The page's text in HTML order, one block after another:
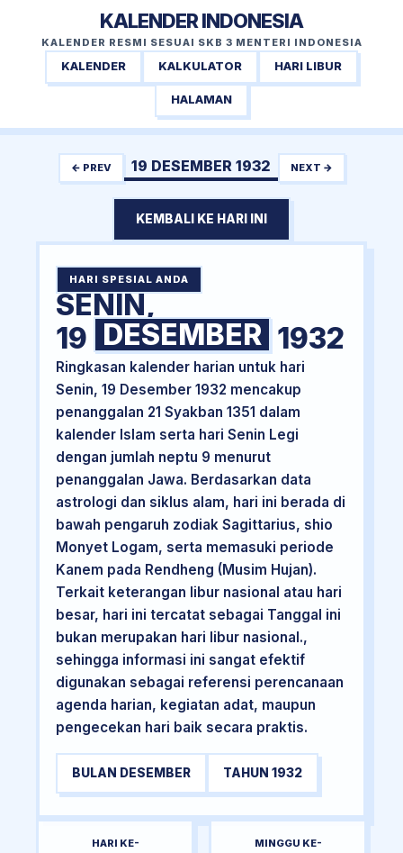
KALENDER INDONESIA
KALENDER RESMI SESUAI SKB 3 MENTERI INDONESIA
KALENDER KALKULATOR HARI LIBUR
HALAMAN
← PREV 19 DESEMBER 1932 NEXT →
KEMBALI KE HARI INI
HARI SPESIAL ANDA
SENIN,
19 DESEMBER 1932
Ringkasan kalender harian untuk hari
Senin, 19 Desember 1932 mencakup
penanggalan 21 Syakban 1351 dalam
kalender Islam serta hari Senin Legi
dengan jumlah neptu 9 menurut
penanggalan Jawa. Berdasarkan data
astrologi dan siklus alam, hari ini berada di
bawah pengaruh zodiak Sagittarius, shio
Monyet Logam, serta memasuki periode
Kanem pada Rendheng (Musim Hujan).
Terkait keterangan libur nasional atau hari
besar, hari ini tercatat sebagai Tanggal ini
bukan merupakan hari libur nasional.,
sehingga informasi ini sangat efektif
digunakan sebagai referensi perencanaan
agenda harian, kegiatan adat, maupun
pengecekan hari baik secara praktis.
BULAN DESEMBER TAHUN 1932
HARI KE- MINGGU KE-